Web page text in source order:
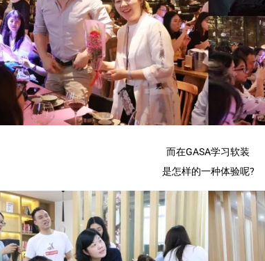
而在GASA学习软装
是怎样的一种体验呢?